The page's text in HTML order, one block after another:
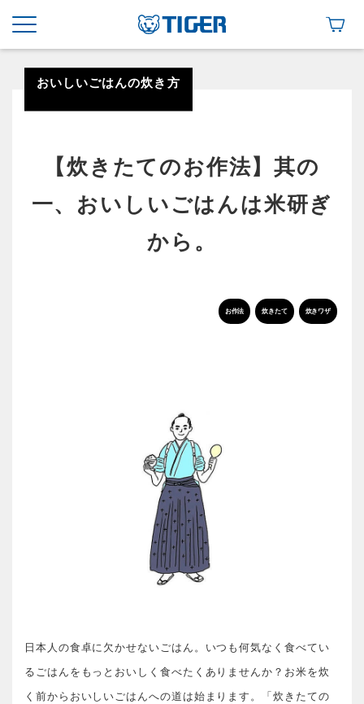
おいしいごはんの炊き方
【炊きたてのお作法】其の
一、おいしいごはんは米研ぎ
から。
お作法 炊きたて 炊きワザ
日本人の食卓に欠かせないごはん。いつも何気なく食べてい
るごはんをもっとおいしく食べたくありませんか？ お米を炊
く前からおいしいごはんへの道は始まります。
「炊きたての